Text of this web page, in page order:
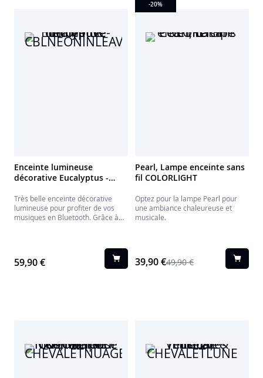
Enceinte lumineuse
décorative Eucalyptus -
Très belle enceinte décorative
lumineuse pour profiter de vos
musiques en Bluetooth. Grâce à
59,90 €
-20%
Pearl, Lampe enceinte sans
fil COLORLIGHT
Optez pour la lampe Pearl pour
une ambiance chaleureuse et
musicale.
49,90 €
39,90 €